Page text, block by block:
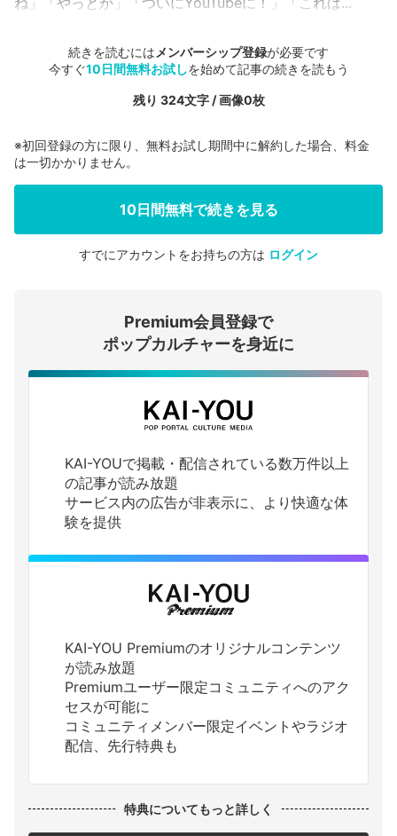
続きを読むには メンバーシップ登録が必要です
今すぐ10日間無料お試しを始めて記事の続きを読もう
残り 324文字 / 画像0枚
会員登録する
ログインする
※初回登録の方に限り、無料お試し期間中に解約した場合、料金
は一切かかりません。
10日間無料で続きを見る
すでにアカウントをお持ちの方は ログイン
Premium会員登録で
ポップカルチャーを身近に
KAI-YOUで掲載・配信されている数万件以上
の記事が読み放題
サービス内の広告が非表示に、より快適な体
験を提供
KAI-YOU Premiumのオリジナルコンテンツ
が読み放題
Premiumユーザー限定コミュニティへのアク
セスが可能に
コミュニティメンバー限定イベントやラジオ
配信、先行特典も
特典についてもっと詳しく